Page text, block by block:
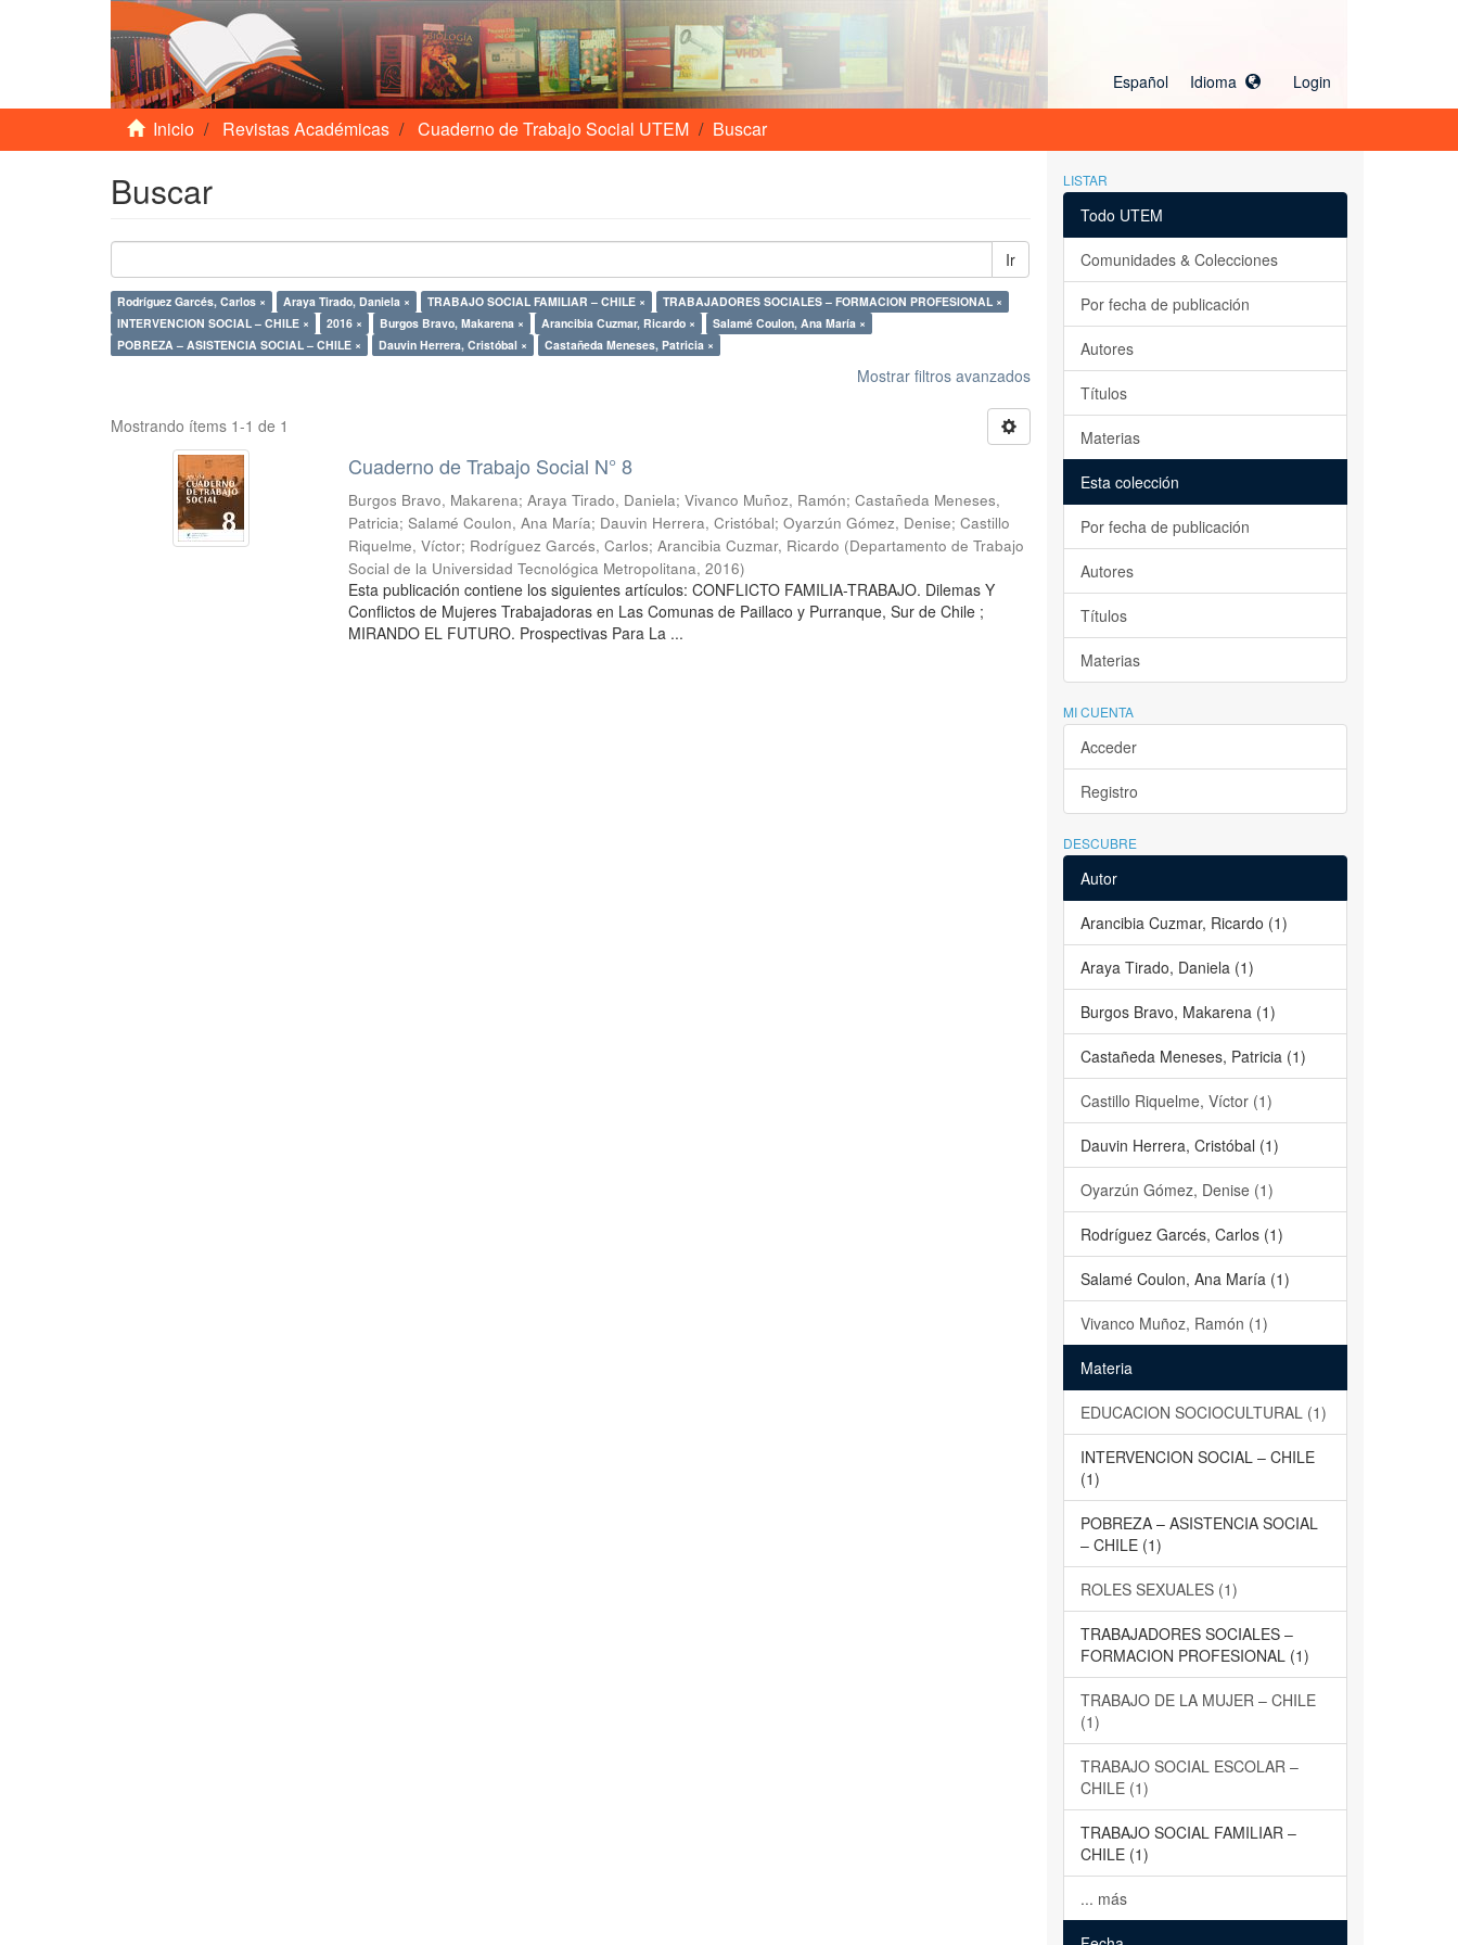
Español Idioma Login
Inicio Revistas Académicas Cuaderno de Trabajo Social UTEM Buscar
Buscar
Ir
Rodríguez Garcés, Carlos × Araya Tirado, Daniela × TRABAJO SOCIAL FAMILIAR – CHILE ×
TRABAJADORES SOCIALES – FORMACION PROFESIONAL ×
INTERVENCION SOCIAL – CHILE ×
2016 × Burgos Bravo, Makarena × Arancibia Cuzmar, Ricardo ×
Salamé Coulon, Ana María ×
POBREZA – ASISTENCIA SOCIAL – CHILE ×
Dauvin Herrera, Cristóbal × Castañeda Meneses, Patricia ×
Mostrar filtros avanzados
Mostrando ítems 1-1 de 1
Cuaderno de Trabajo Social N° 8
Burgos Bravo, Makarena;Araya Tirado, Daniela;Vivanco Muñoz, Ramón;Castañeda Meneses,
Patricia;Salamé Coulon, Ana María; Dauvin Herrera, Cristóbal;Oyarzún Gómez, Denise;Castillo
Riquelme, Víctor; Rodríguez Garcés, Carlos;Arancibia Cuzmar, Ricardo (Departamento de Trabajo
Social de la Universidad Tecnológica Metropolitana,2016)
Esta publicación contiene los siguientes artículos: CONFLICTO FAMILIA-TRABAJO. Dilemas Y
Conflictos de Mujeres Trabajadoras en Las Comunas de Paillaco y Purranque, Sur de Chile ;
MIRANDO EL FUTURO. Prospectivas Para La ...
LISTAR
Todo UTEM
Comunidades & Colecciones
Por fecha de publicación
Autores
Títulos
Materias
Esta colección
Por fecha de publicación
Autores
Títulos
Materias
MI CUENTA
Acceder
Registro
DESCUBRE
Autor
Arancibia Cuzmar, Ricardo (1)
Araya Tirado, Daniela (1)
Burgos Bravo, Makarena (1)
Castañeda Meneses, Patricia (1)
Castillo Riquelme, Víctor (1)
Dauvin Herrera, Cristóbal (1)
Oyarzún Gómez, Denise (1)
Rodríguez Garcés, Carlos (1)
Salamé Coulon, Ana María (1)
Vivanco Muñoz, Ramón (1)
Materia
EDUCACION SOCIOCULTURAL (1)
INTERVENCION SOCIAL – CHILE
(1)
POBREZA – ASISTENCIA SOCIAL
– CHILE (1)
ROLES SEXUALES (1)
TRABAJADORES SOCIALES –
FORMACION PROFESIONAL (1)
TRABAJO DE LA MUJER – CHILE
(1)
TRABAJO SOCIAL ESCOLAR –
CHILE (1)
TRABAJO SOCIAL FAMILIAR –
CHILE (1)
... más